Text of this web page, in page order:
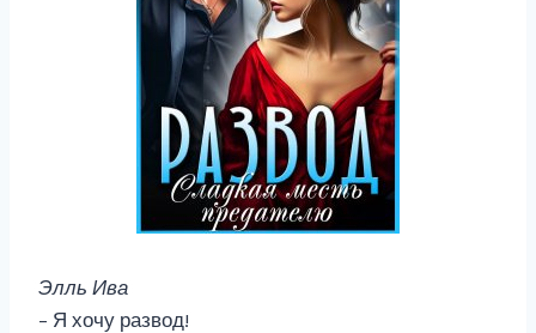
Элль Ива
– Я хочу развод!